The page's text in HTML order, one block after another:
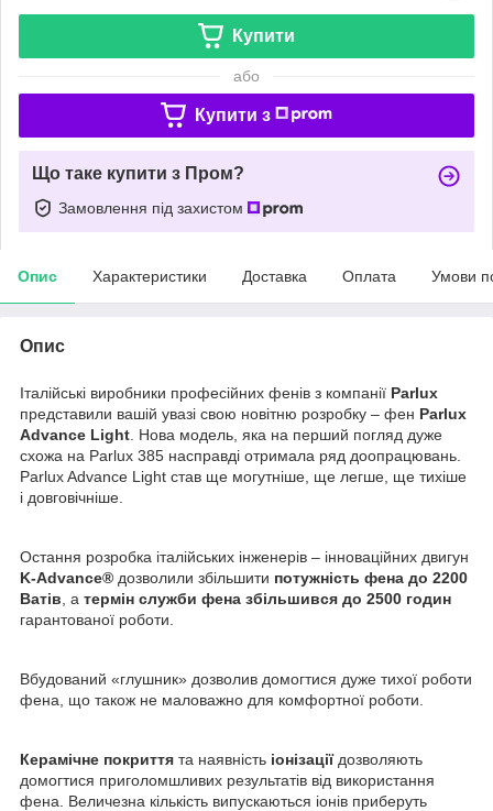
Купити
або
Купити з
Що таке купити з Пром?
Замовлення під захистом
Опис Характеристики Доставка Оплата Умови
Опис
Італійські виробники професійних фенів з компанії Parlux
представили вашій увазі свою новітню розробку – фен Parlux
Advance Light Нова модель, яка на перший погляд дуже
схожа на Parlux 385 насправді отримала ряд доопрацювань.
ParluxAdvance Light став ще могутніше, ще легше, ще тихіше
і довговічніше.
Остання розробка італійських інженерів – інноваційних двигун
K-Advance® дозволили збільшити потужність фена до 2200
Ватів , а термін служби фена збільшився до 2500 годин
гарантованої роботи.
Вбудований «глушник» дозволив домогтися дуже тихої роботи
фена, що також не маловажно для комфортної роботи.
Керамічне покриття та наявність іонізаціїдозволяють
домогтися приголомшливих результатів від використання
фена. Величезна кількість випускаються іонів приберуть